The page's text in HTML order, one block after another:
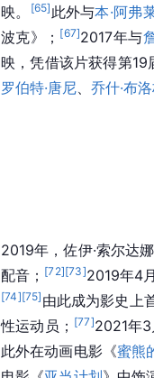
映。
[65] 此外与本·阿弗
波克》； [67]2017年与
映，凭借该片获得第19
罗伯特·唐尼、 乔什·布
2019年，佐伊·索尔达
配音； [72][73]2019年4
[74][75] 由此成为影史上
性运动员； [77]2021年
此外在动画电影《蜜熊